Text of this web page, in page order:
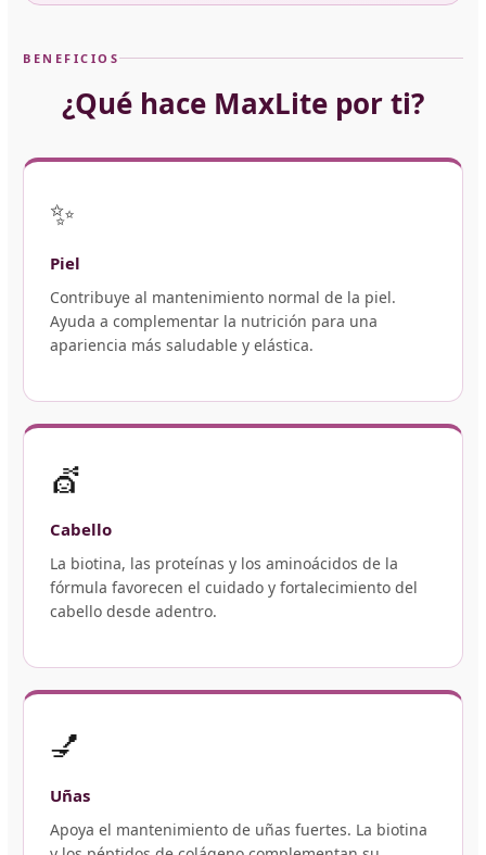
BENEFICIOS
¿Qué hace MaxLite por ti?
✨
Piel
Contribuye al mantenimiento normal de la piel.
Ayuda a complementar la nutrición para una
apariencia más saludable y elástica.
💇
Cabello
La biotina, las proteínas y los aminoácidos de la
fórmula favorecen el cuidado y fortalecimiento del
cabello desde adentro.
💅
Uñas
Apoya el mantenimiento de uñas fuertes. La biotina